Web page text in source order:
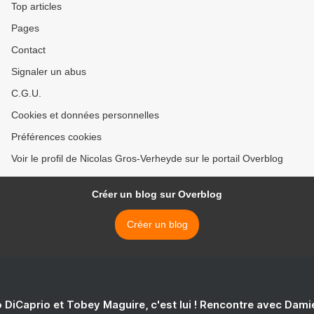
Top articles
Pages
Contact
Signaler un abus
C.G.U.
Cookies et données personnelles
Préférences cookies
Voir le profil de Nicolas Gros-Verheyde sur le portail Overblog
Créer un blog sur Overblog
Créer un blog
DiCaprio et Tobey Maguire, c'est lui ! Rencontre avec